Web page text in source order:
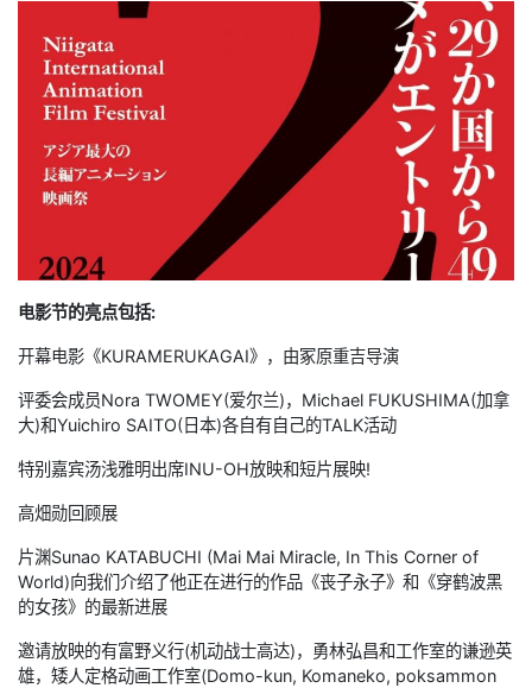
电影节的亮点包括:
开幕电影《KURAMERUKAGAI》，由冢原重吉导演
评委会成员Nora TWOMEY(爱尔兰)，Michael FUKUSHIMA(加拿
大)和Yuichiro SAITO(日本)各自有自己的TALK活动
特别嘉宾汤浅雅明出席INU-OH放映和短片展映!
高畑勋回顾展
片渊Sunao KATABUCHI (Mai Mai Miracle, In This Corner of
World)向我们介绍了他正在进行的作品《丧子永子》和《穿鹤波黑
的女孩》的最新进展
邀请放映的有富野义行(机动战士高达)，勇林弘昌和工作室的谦逊英
雄，矮人定格动画工作室(Domo-kun, Komaneko, poksammon